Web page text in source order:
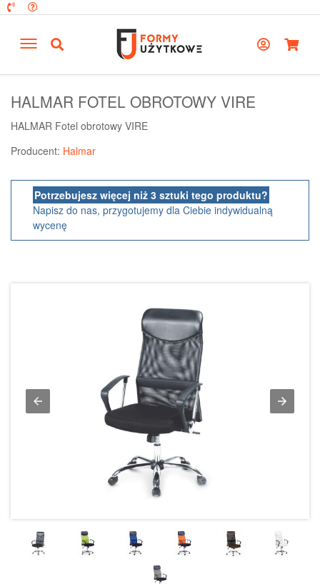
HALMAR FOTEL OBROTOWY VIRE
HALMAR Fotel obrotowy VIRE
Producent: Halmar
Potrzebujesz więcej niż 3 sztuki tego produktu?
Napisz do nas, przygotujemy dla Ciebie indywidualną
wycenę